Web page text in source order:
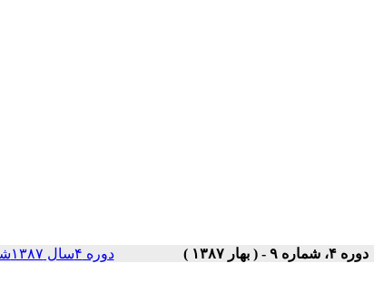
دوره ۴، شماره ۹ - ( بهار ۱۳۸۷ ) دوره ۴سال ۱۳۸۷شماره ۹ صفحات ۶۲-۴۹